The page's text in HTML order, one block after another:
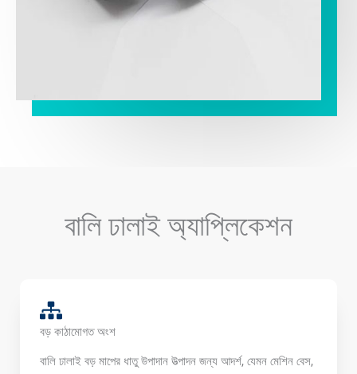
বালি ঢালাই অ্যাপ্লিকেশন
বড় কাঠামোগত অংশ
বালি ঢালাই বড় মাপের ধাতু উপাদান উত্পাদন জন্য আদর্শ, যেমন মেশিন বেস,